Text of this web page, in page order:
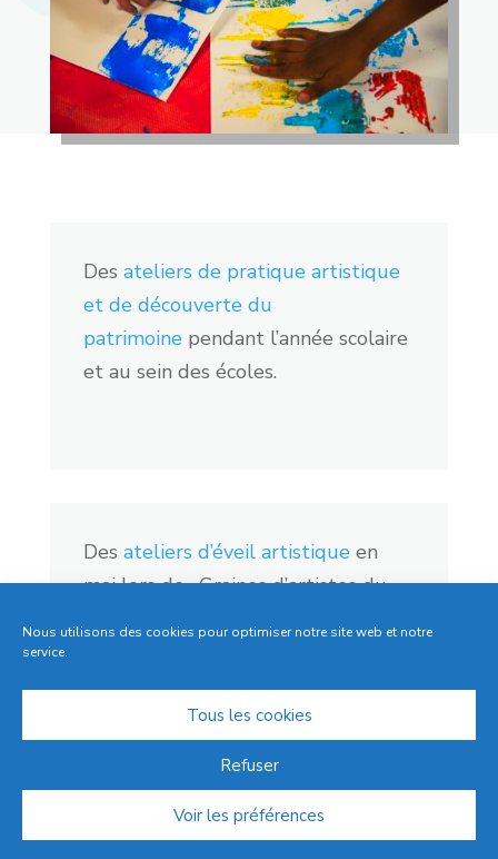
Nous utilisons des cookies pour optimiser notre site web et notre
service.
Tous les cookies
Refuser
Voir les préférences
Des ateliers de pratique artistique
et de découverte du
patrimoinependant l’année scolaire
et au sein des écoles.
Des ateliers d’éveil artistiqueen
mai lors de«Graines d’artistes du